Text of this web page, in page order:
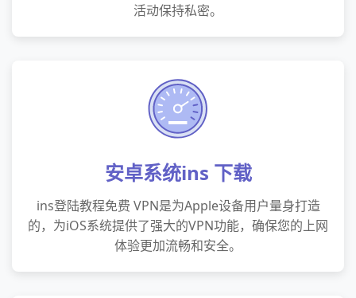
活动保持私密。
安卓系统ins 下载
ins登陆教程免费 VPN是为Apple设备用户量身打造
的，为iOS系统提供了强大的VPN功能，确保您的上网
体验更加流畅和安全。